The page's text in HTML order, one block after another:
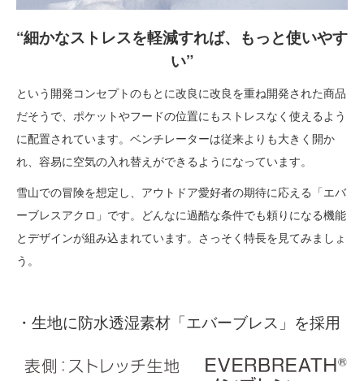
“細かなストレスを軽減すれば、もっと使いやす
い”
という開発コンセプトのもとに改良に改良を重ね開発された商品
だそうで、ポケットやフードの位置にもストレスなく使えるよう
に配置されています。ベンチレーターは従来よりも大きく開か
れ、容易に空気の入れ替えができるようになっています。
雪山での冒険を想定し、アウトドア愛好者の期待に応える「エバ
ーブレスアクロ」です。どんなに過酷な条件でも頼りになる機能
とデザインが組み込まれています。さっそく特長を見てみましょ
う。
・生地に防水透湿素材「エバーブレス」を採用